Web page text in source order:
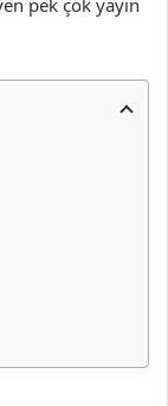
pek çok yayın